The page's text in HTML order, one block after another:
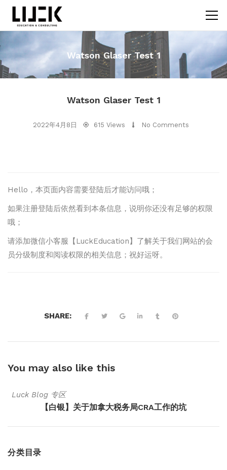
Watson Glaser Test 1
Watson Glaser Test 1
2022年4月8日 615 Views No Comments
Hello，本页面内容需要登陆后才能访问哦；
如果注册登陆后依然看到本条信息，说明你还没有足够的权限
哦；
请添加微信小客服【LuckEducation】了解关于我们网站的会
员分级制度和阅读权限的相关信息；祝好运呀。
SHARE:
You may also like this
Luck Blog 专区
【白银】关于加拿大税务局CRA工作的坑
分类目录